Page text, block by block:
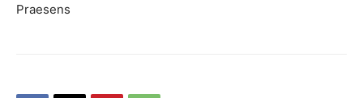
Praesens